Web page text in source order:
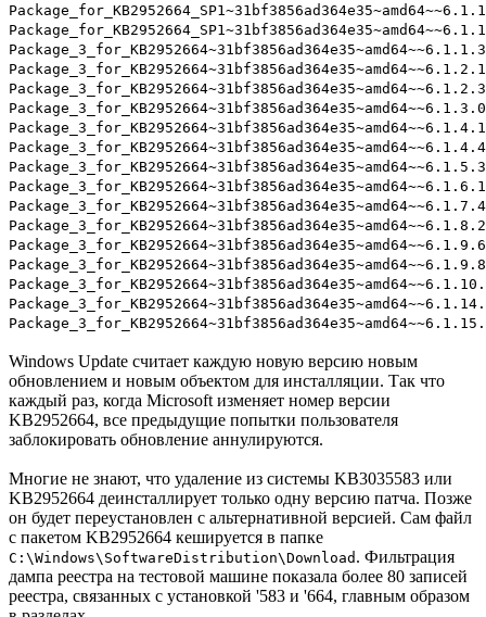
Package_3_for_KB2952664~31bf3856ad364e35~amd64~~6.1.1.3
Package_3_for_KB2952664~31bf3856ad364e35~amd64~~6.1.2.1
Package_3_for_KB2952664~31bf3856ad364e35~amd64~~6.1.2.3
Package_3_for_KB2952664~31bf3856ad364e35~amd64~~6.1.3.0
Package_3_for_KB2952664~31bf3856ad364e35~amd64~~6.1.4.1
Package_3_for_KB2952664~31bf3856ad364e35~amd64~~6.1.4.4
Package_3_for_KB2952664~31bf3856ad364e35~amd64~~6.1.5.3
Package_3_for_KB2952664~31bf3856ad364e35~amd64~~6.1.6.1
Package_3_for_KB2952664~31bf3856ad364e35~amd64~~6.1.7.4
Package_3_for_KB2952664~31bf3856ad364e35~amd64~~6.1.8.2
Package_3_for_KB2952664~31bf3856ad364e35~amd64~~6.1.9.6
Package_3_for_KB2952664~31bf3856ad364e35~amd64~~6.1.9.8
Windows Update считает каждую новую версию новым
обновлением и новым объектом для инсталляции. Так что
каждый раз, когда Microsoft изменяет номер версии
KB2952664, все предыдущие попытки пользователя
заблокировать обновление аннулируются.
Многие не знают, что удаление из системы KB3035583 или
KB2952664 деинсталлирует только одну версию патча. Позже
он будет переустановлен с альтернативной версией. Сам файл
с пакетом KB2952664 кешируется в папке
C:\Windows\SoftwareDistribution\Download . Фильтрация
дампа реестра на тестовой машине показала более 80 записей
реестра, связанных с установкой '583 и '664, главным образом